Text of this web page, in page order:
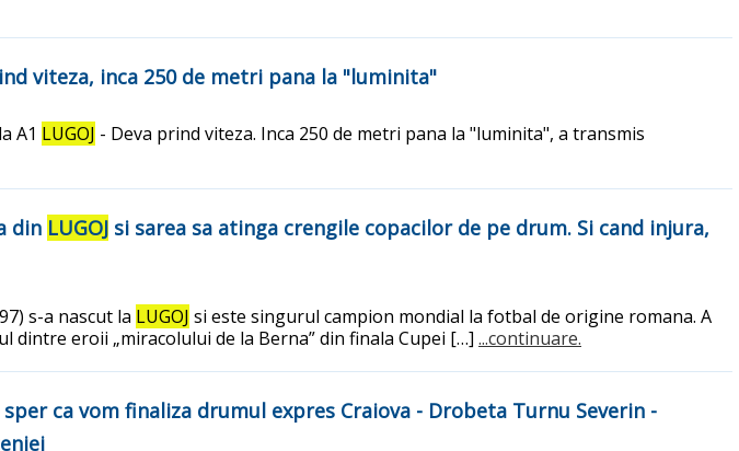
viteza, inca 250 de metri pana la "luminita"
A1 LUGOJ - Deva prind viteza. Inca 250 de metri pana la "luminita", a transmis
din LUGOJ si sarea sa atinga crengile copacilor de pe drum. Si cand injura,
s-a nascut la LUGOJ si este singurul campion mondial la fotbal de origine romana. A
dintre eroii „miracolului de la Berna” din finala Cupei […] ...continuare.
ca vom finaliza drumul expres Craiova - Drobeta Turnu Severin -